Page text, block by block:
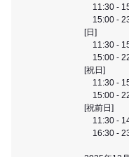
11:30 -
15:00 -
[日]
11:30 -
15:00 -
[祝日]
11:30 -
15:00 -
[祝前日]
11:30 -
16:30 -